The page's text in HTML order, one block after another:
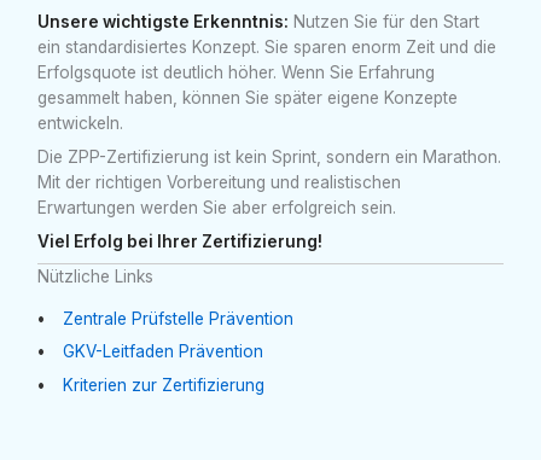
Unsere wichtigste Erkenntnis: Nutzen Sie für den Start
ein standardisiertes Konzept. Sie sparen enorm Zeit und die
Erfolgsquote ist deutlich höher. Wenn Sie Erfahrung
gesammelt haben, können Sie später eigene Konzepte
entwickeln.
Die ZPP-Zertifizierung ist kein Sprint, sondern ein Marathon.
Mit der richtigen Vorbereitung und realistischen
Erwartungen werden Sie aber erfolgreich sein.
Viel Erfolg bei Ihrer Zertifizierung!
Nützliche Links
Zentrale Prüfstelle Prävention
GKV-Leitfaden Prävention
Kriterien zur Zertifizierung